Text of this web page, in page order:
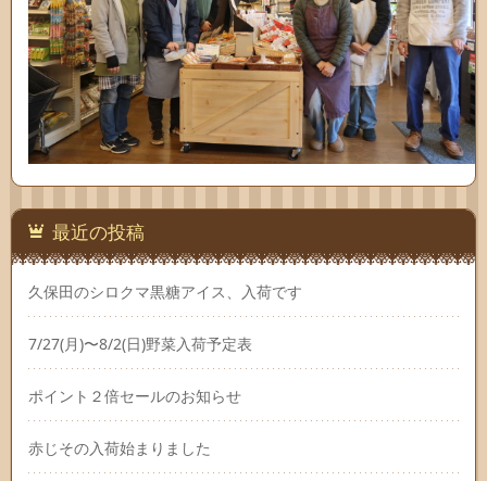
最近の投稿
久保田のシロクマ黒糖アイス、入荷です
7/27(月)〜8/2(日)野菜入荷予定表
ポイント２倍セールのお知らせ
赤じその入荷始まりました